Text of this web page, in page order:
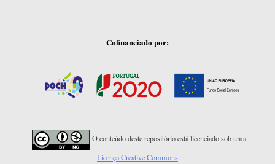
Cofinanciado por:
O conteúdo deste repositório está licenciado sob uma
Licença Creative Commons